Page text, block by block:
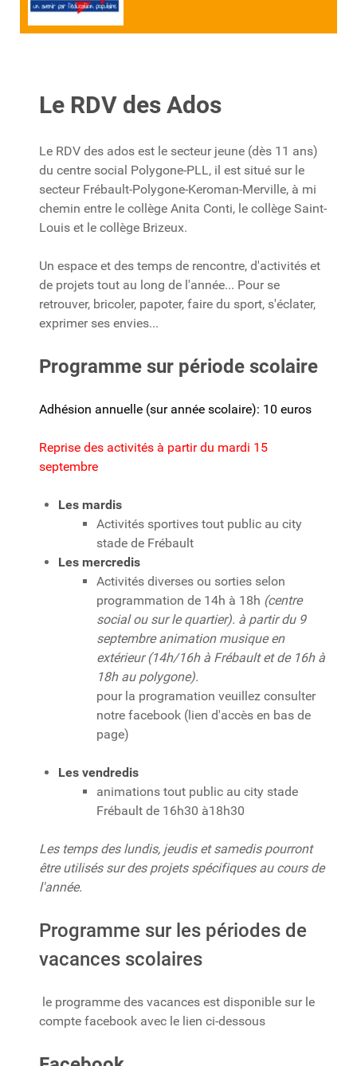
Le RDV des Ados
Le RDV des ados est le secteur jeune (dès 11 ans)
du centre social Polygone-PLL, il est situé sur le
secteur Frébault-Polygone-Keroman-Merville, à mi
chemin entre le collège Anita Conti, le collège Saint-
Louis et le collège Brizeux.
Un espace et des temps de rencontre, d'activités et
de projets tout au long de l'année... Pour se
retrouver, bricoler, papoter, faire du sport, s'éclater,
exprimer ses envies...
Programme sur période scolaire
Adhésion annuelle (sur année scolaire): 10 euros
Reprise des activités à partir du mardi 15
septembre
Les mardis
Activités sportives tout public au city
stade de Frébault
Les mercredis
Activités diverses ou sorties selon
programmation de 14h à 18h (centre
social ou sur le quartier). à partir du 9
septembre animation musique en
extérieur (14h/16h à Frébault et de 16h à
18h au polygone).
pour la programation veuillez consulter
notre facebook (lien d'accès en bas de
page)
Les vendredis
animations tout public au city stade
Frébault de 16h30 à18h30
Les temps des lundis, jeudis et samedis pourront
être utilisés sur des projets spécifiques au cours de
l'année.
Programme sur les périodes de
vacances scolaires
le programme des vacances est disponible sur le
compte facebook avec le lien ci-dessous